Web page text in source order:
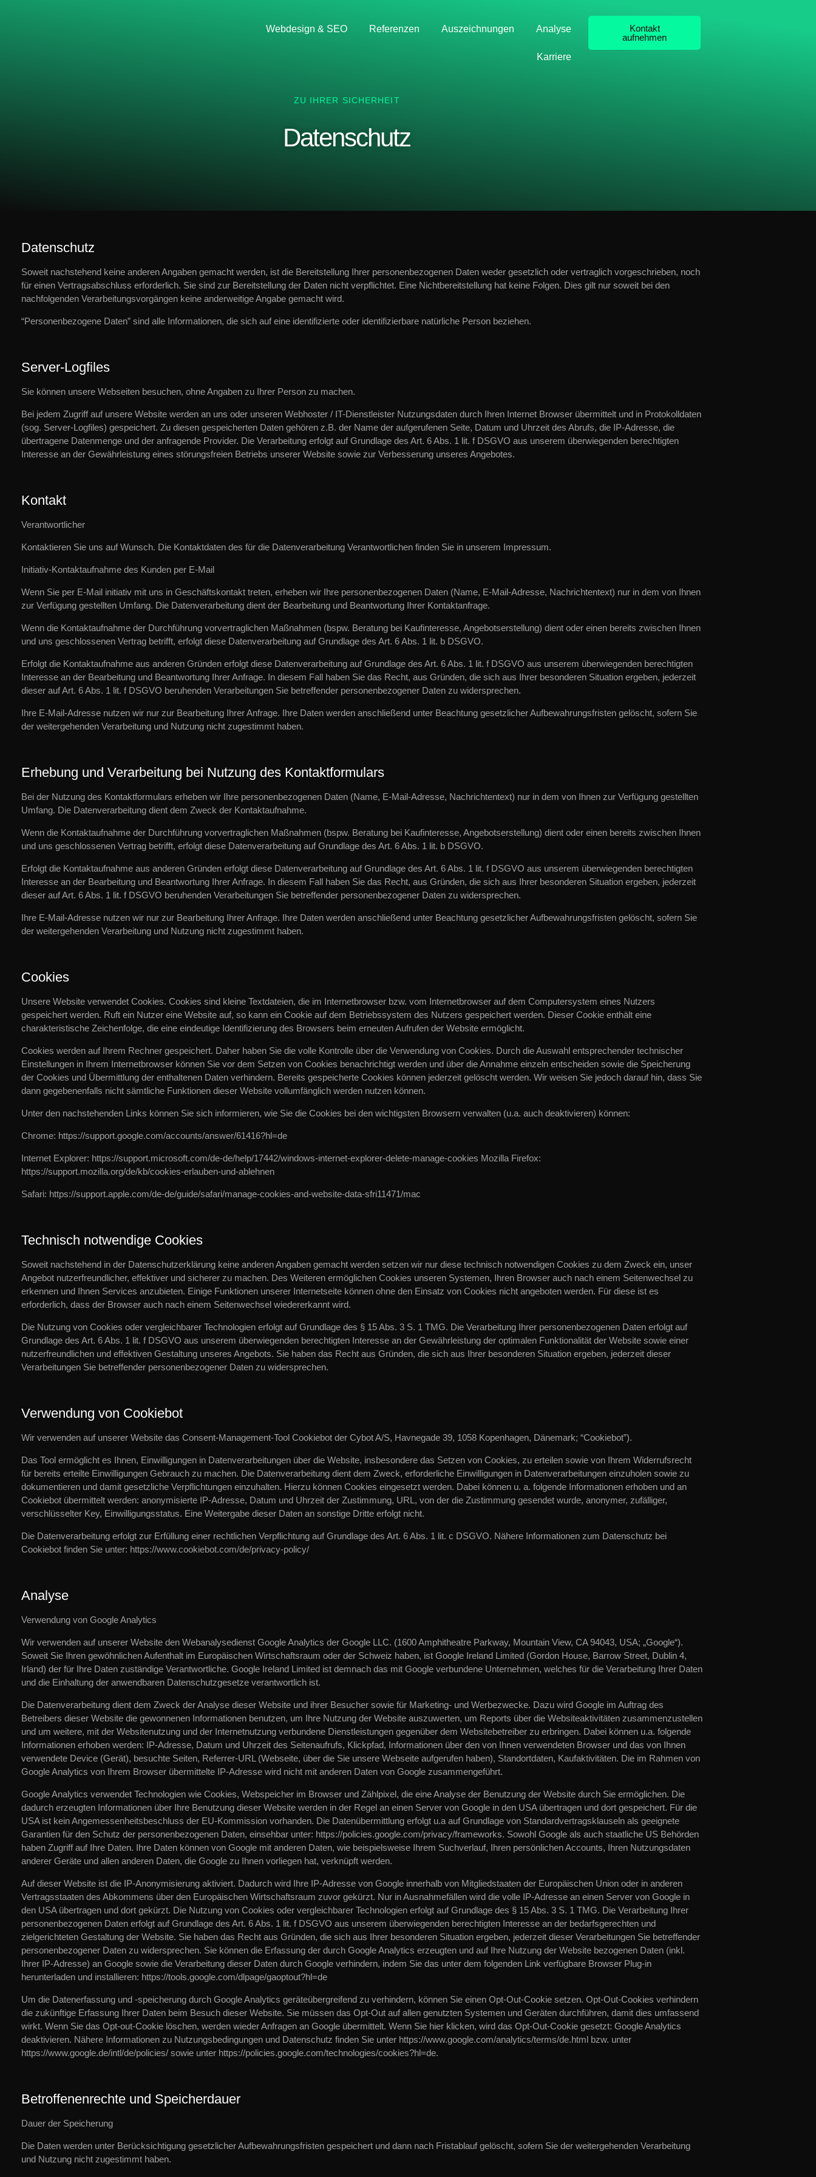
Webdesign & SEO Referenzen Auszeichnungen Analyse
Karriere
Kontakt
aufnehmen
ZU IHRER SICHERHEIT
Datenschutz
Datenschutz
Soweit nachstehend keine anderen Angaben gemacht werden, ist die Bereitstellung Ihrer personenbezogenen Daten weder gesetzlich oder vertraglich vorgeschrieben, noch
für einen Vertragsabschluss erforderlich. Sie sind zur Bereitstellung der Daten nicht verpflichtet. Eine Nichtbereitstellung hat keine Folgen. Dies gilt nur soweit bei den
nachfolgenden Verarbeitungsvorgängen keine anderweitige Angabe gemacht wird.
“Personenbezogene Daten” sind alle Informationen, die sich auf eine identifizierte oder identifizierbare natürliche Person beziehen.
Server-Logfiles
Sie können unsere Webseiten besuchen, ohne Angaben zu Ihrer Person zu machen.
Bei jedem Zugriff auf unsere Website werden an uns oder unseren Webhoster / IT-Dienstleister Nutzungsdaten durch Ihren Internet Browser übermittelt und in Protokolldaten
(sog. Server-Logfiles) gespeichert. Zu diesen gespeicherten Daten gehören z.B. der Name der aufgerufenen Seite, Datum und Uhrzeit des Abrufs, die IP-Adresse, die
übertragene Datenmenge und der anfragende Provider. Die Verarbeitung erfolgt auf Grundlage des Art. 6 Abs. 1 lit. f DSGVO aus unserem überwiegenden berechtigten
Interesse an der Gewährleistung eines störungsfreien Betriebs unserer Website sowie zur Verbesserung unseres Angebotes.
Kontakt
Verantwortlicher
Kontaktieren Sie uns auf Wunsch. Die Kontaktdaten des für die Datenverarbeitung Verantwortlichen finden Sie in unserem Impressum.
Initiativ-Kontaktaufnahme des Kunden per E-Mail
Wenn Sie per E-Mail initiativ mit uns in Geschäftskontakt treten, erheben wir Ihre personenbezogenen Daten (Name, E-Mail-Adresse, Nachrichtentext) nur in dem von Ihnen
zur Verfügung gestellten Umfang. Die Datenverarbeitung dient der Bearbeitung und Beantwortung Ihrer Kontaktanfrage.
Wenn die Kontaktaufnahme der Durchführung vorvertraglichen Maßnahmen (bspw. Beratung bei Kaufinteresse, Angebotserstellung) dient oder einen bereits zwischen Ihnen
und uns geschlossenen Vertrag betrifft, erfolgt diese Datenverarbeitung auf Grundlage des Art. 6 Abs. 1 lit. b DSGVO.
Erfolgt die Kontaktaufnahme aus anderen Gründen erfolgt diese Datenverarbeitung auf Grundlage des Art. 6 Abs. 1 lit. f DSGVO aus unserem überwiegenden berechtigten
Interesse an der Bearbeitung und Beantwortung Ihrer Anfrage. In diesem Fall haben Sie das Recht, aus Gründen, die sich aus Ihrer besonderen Situation ergeben, jederzeit
dieser auf Art. 6 Abs. 1 lit. f DSGVO beruhenden Verarbeitungen Sie betreffender personenbezogener Daten zu widersprechen.
Ihre E-Mail-Adresse nutzen wir nur zur Bearbeitung Ihrer Anfrage. Ihre Daten werden anschließend unter Beachtung gesetzlicher Aufbewahrungsfristen gelöscht, sofern Sie
der weitergehenden Verarbeitung und Nutzung nicht zugestimmt haben.
Erhebung und Verarbeitung bei Nutzung des Kontaktformulars
Bei der Nutzung des Kontaktformulars erheben wir Ihre personenbezogenen Daten (Name, E-Mail-Adresse, Nachrichtentext) nur in dem von Ihnen zur Verfügung gestellten
Umfang. Die Datenverarbeitung dient dem Zweck der Kontaktaufnahme.
Wenn die Kontaktaufnahme der Durchführung vorvertraglichen Maßnahmen (bspw. Beratung bei Kaufinteresse, Angebotserstellung) dient oder einen bereits zwischen Ihnen
und uns geschlossenen Vertrag betrifft, erfolgt diese Datenverarbeitung auf Grundlage des Art. 6 Abs. 1 lit. b DSGVO.
Erfolgt die Kontaktaufnahme aus anderen Gründen erfolgt diese Datenverarbeitung auf Grundlage des Art. 6 Abs. 1 lit. f DSGVO aus unserem überwiegenden berechtigten
Interesse an der Bearbeitung und Beantwortung Ihrer Anfrage. In diesem Fall haben Sie das Recht, aus Gründen, die sich aus Ihrer besonderen Situation ergeben, jederzeit
dieser auf Art. 6 Abs. 1 lit. f DSGVO beruhenden Verarbeitungen Sie betreffender personenbezogener Daten zu widersprechen.
Ihre E-Mail-Adresse nutzen wir nur zur Bearbeitung Ihrer Anfrage. Ihre Daten werden anschließend unter Beachtung gesetzlicher Aufbewahrungsfristen gelöscht, sofern Sie
der weitergehenden Verarbeitung und Nutzung nicht zugestimmt haben.
Cookies
Unsere Website verwendet Cookies. Cookies sind kleine Textdateien, die im Internetbrowser bzw. vom Internetbrowser auf dem Computersystem eines Nutzers
gespeichert werden. Ruft ein Nutzer eine Website auf, so kann ein Cookie auf dem Betriebssystem des Nutzers gespeichert werden. Dieser Cookie enthält eine
charakteristische Zeichenfolge, die eine eindeutige Identifizierung des Browsers beim erneuten Aufrufen der Website ermöglicht.
Cookies werden auf Ihrem Rechner gespeichert. Daher haben Sie die volle Kontrolle über die Verwendung von Cookies. Durch die Auswahl entsprechender technischer
Einstellungen in Ihrem Internetbrowser können Sie vor dem Setzen von Cookies benachrichtigt werden und über die Annahme einzeln entscheiden sowie die Speicherung
der Cookies und Übermittlung der enthaltenen Daten verhindern. Bereits gespeicherte Cookies können jederzeit gelöscht werden. Wir weisen Sie jedoch darauf hin, dass Sie
dann gegebenenfalls nicht sämtliche Funktionen dieser Website vollumfänglich werden nutzen können.
Unter den nachstehenden Links können Sie sich informieren, wie Sie die Cookies bei den wichtigsten Browsern verwalten (u.a. auch deaktivieren) können:
Chrome: https://support.google.com/accounts/answer/61416?hl=de
Internet Explorer: https://support.microsoft.com/de-de/help/17442/windows-internet-explorer-delete-manage-cookies Mozilla Firefox:
https://support.mozilla.org/de/kb/cookies-erlauben-und-ablehnen
Safari: https://support.apple.com/de-de/guide/safari/manage-cookies-and-website-data-sfri11471/mac
Technisch notwendige Cookies
Soweit nachstehend in der Datenschutzerklärung keine anderen Angaben gemacht werden setzen wir nur diese technisch notwendigen Cookies zu dem Zweck ein, unser
Angebot nutzerfreundlicher, effektiver und sicherer zu machen. Des Weiteren ermöglichen Cookies unseren Systemen, Ihren Browser auch nach einem Seitenwechsel zu
erkennen und Ihnen Services anzubieten. Einige Funktionen unserer Internetseite können ohne den Einsatz von Cookies nicht angeboten werden. Für diese ist es
erforderlich, dass der Browser auch nach einem Seitenwechsel wiedererkannt wird.
Die Nutzung von Cookies oder vergleichbarer Technologien erfolgt auf Grundlage des § 15 Abs. 3 S. 1 TMG. Die Verarbeitung Ihrer personenbezogenen Daten erfolgt auf
Grundlage des Art. 6 Abs. 1 lit. f DSGVO aus unserem überwiegenden berechtigten Interesse an der Gewährleistung der optimalen Funktionalität der Website sowie einer
nutzerfreundlichen und effektiven Gestaltung unseres Angebots. Sie haben das Recht aus Gründen, die sich aus Ihrer besonderen Situation ergeben, jederzeit dieser
Verarbeitungen Sie betreffender personenbezogener Daten zu widersprechen.
Verwendung von Cookiebot
Wir verwenden auf unserer Website das Consent-Management-Tool Cookiebot der Cybot A/S, Havnegade 39, 1058 Kopenhagen, Dänemark; “Cookiebot”).
Das Tool ermöglicht es Ihnen, Einwilligungen in Datenverarbeitungen über die Website, insbesondere das Setzen von Cookies, zu erteilen sowie von Ihrem Widerrufsrecht
für bereits erteilte Einwilligungen Gebrauch zu machen. Die Datenverarbeitung dient dem Zweck, erforderliche Einwilligungen in Datenverarbeitungen einzuholen sowie zu
dokumentieren und damit gesetzliche Verpflichtungen einzuhalten. Hierzu können Cookies eingesetzt werden. Dabei können u. a. folgende Informationen erhoben und an
Cookiebot übermittelt werden: anonymisierte IP-Adresse, Datum und Uhrzeit der Zustimmung, URL, von der die Zustimmung gesendet wurde, anonymer, zufälliger,
verschlüsselter Key, Einwilligungsstatus. Eine Weitergabe dieser Daten an sonstige Dritte erfolgt nicht.
Die Datenverarbeitung erfolgt zur Erfüllung einer rechtlichen Verpflichtung auf Grundlage des Art. 6 Abs. 1 lit. c DSGVO. Nähere Informationen zum Datenschutz bei
Cookiebot finden Sie unter: https://www.cookiebot.com/de/privacy-policy/
Analyse
Verwendung von Google Analytics
Wir verwenden auf unserer Website den Webanalysedienst Google Analytics der Google LLC. (1600 Amphitheatre Parkway, Mountain View, CA 94043, USA; „Google“).
Soweit Sie Ihren gewöhnlichen Aufenthalt im Europäischen Wirtschaftsraum oder der Schweiz haben, ist Google Ireland Limited (Gordon House, Barrow Street, Dublin 4,
Irland) der für Ihre Daten zuständige Verantwortliche. Google Ireland Limited ist demnach das mit Google verbundene Unternehmen, welches für die Verarbeitung Ihrer Daten
und die Einhaltung der anwendbaren Datenschutzgesetze verantwortlich ist.
Die Datenverarbeitung dient dem Zweck der Analyse dieser Website und ihrer Besucher sowie für Marketing- und Werbezwecke. Dazu wird Google im Auftrag des
Betreibers dieser Website die gewonnenen Informationen benutzen, um Ihre Nutzung der Website auszuwerten, um Reports über die Websiteaktivitäten zusammenzustellen
und um weitere, mit der Websitenutzung und der Internetnutzung verbundene Dienstleistungen gegenüber dem Websitebetreiber zu erbringen. Dabei können u.a. folgende
Informationen erhoben werden: IP-Adresse, Datum und Uhrzeit des Seitenaufrufs, Klickpfad, Informationen über den von Ihnen verwendeten Browser und das von Ihnen
verwendete Device (Gerät), besuchte Seiten, Referrer-URL (Webseite, über die Sie unsere Webseite aufgerufen haben), Standortdaten, Kaufaktivitäten. Die im Rahmen von
Google Analytics von Ihrem Browser übermittelte IP-Adresse wird nicht mit anderen Daten von Google zusammengeführt.
Google Analytics verwendet Technologien wie Cookies, Webspeicher im Browser und Zählpixel, die eine Analyse der Benutzung der Website durch Sie ermöglichen. Die
dadurch erzeugten Informationen über Ihre Benutzung dieser Website werden in der Regel an einen Server von Google in den USA übertragen und dort gespeichert. Für die
USA ist kein Angemessenheitsbeschluss der EU-Kommission vorhanden. Die Datenübermittlung erfolgt u.a auf Grundlage von Standardvertragsklauseln als geeignete
Garantien für den Schutz der personenbezogenen Daten, einsehbar unter: https://policies.google.com/privacy/frameworks. Sowohl Google als auch staatliche US Behörden
haben Zugriff auf Ihre Daten. Ihre Daten können von Google mit anderen Daten, wie beispielsweise Ihrem Suchverlauf, Ihren persönlichen Accounts, Ihren Nutzungsdaten
anderer Geräte und allen anderen Daten, die Google zu Ihnen vorliegen hat, verknüpft werden.
Auf dieser Website ist die IP-Anonymisierung aktiviert. Dadurch wird Ihre IP-Adresse von Google innerhalb von Mitgliedstaaten der Europäischen Union oder in anderen
Vertragsstaaten des Abkommens über den Europäischen Wirtschaftsraum zuvor gekürzt. Nur in Ausnahmefällen wird die volle IP-Adresse an einen Server von Google in
den USA übertragen und dort gekürzt. Die Nutzung von Cookies oder vergleichbarer Technologien erfolgt auf Grundlage des § 15 Abs. 3 S. 1 TMG. Die Verarbeitung Ihrer
personenbezogenen Daten erfolgt auf Grundlage des Art. 6 Abs. 1 lit. f DSGVO aus unserem überwiegenden berechtigten Interesse an der bedarfsgerechten und
zielgerichteten Gestaltung der Website. Sie haben das Recht aus Gründen, die sich aus Ihrer besonderen Situation ergeben, jederzeit dieser Verarbeitungen Sie betreffender
personenbezogener Daten zu widersprechen. Sie können die Erfassung der durch Google Analytics erzeugten und auf Ihre Nutzung der Website bezogenen Daten (inkl.
Ihrer IP-Adresse) an Google sowie die Verarbeitung dieser Daten durch Google verhindern, indem Sie das unter dem folgenden Link verfügbare Browser Plug-in
herunterladen und installieren: https://tools.google.com/dlpage/gaoptout?hl=de
Um die Datenerfassung und -speicherung durch Google Analytics geräteübergreifend zu verhindern, können Sie einen Opt-Out-Cookie setzen. Opt-Out-Cookies verhindern
die zukünftige Erfassung Ihrer Daten beim Besuch dieser Website. Sie müssen das Opt-Out auf allen genutzten Systemen und Geräten durchführen, damit dies umfassend
wirkt. Wenn Sie das Opt-out-Cookie löschen, werden wieder Anfragen an Google übermittelt. Wenn Sie hier klicken, wird das Opt-Out-Cookie gesetzt: Google Analytics
deaktivieren. Nähere Informationen zu Nutzungsbedingungen und Datenschutz finden Sie unter https://www.google.com/analytics/terms/de.html bzw. unter
https://www.google.de/intl/de/policies/ sowie unter https://policies.google.com/technologies/cookies?hl=de.
Betroffenenrechte und Speicherdauer
Dauer der Speicherung
Die Daten werden unter Berücksichtigung gesetzlicher Aufbewahrungsfristen gespeichert und dann nach Fristablauf gelöscht, sofern Sie der weitergehenden Verarbeitung
und Nutzung nicht zugestimmt haben.